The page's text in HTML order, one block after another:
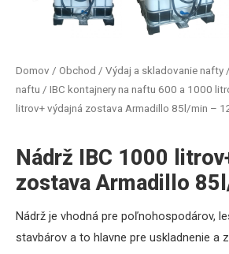
Domov / Obchod / Výdaj a skladovanie nafty /
naftu / IBC kontajnery na naftu 600 a 1000
litrov+ výdajná zostava Armadillo 85l/min –
Nádrž IBC 1000
zostava Armadillo
Nádrž je vhodná pre poľnohospodárov,
stavbárov a to hlavne pre uskladnenie a